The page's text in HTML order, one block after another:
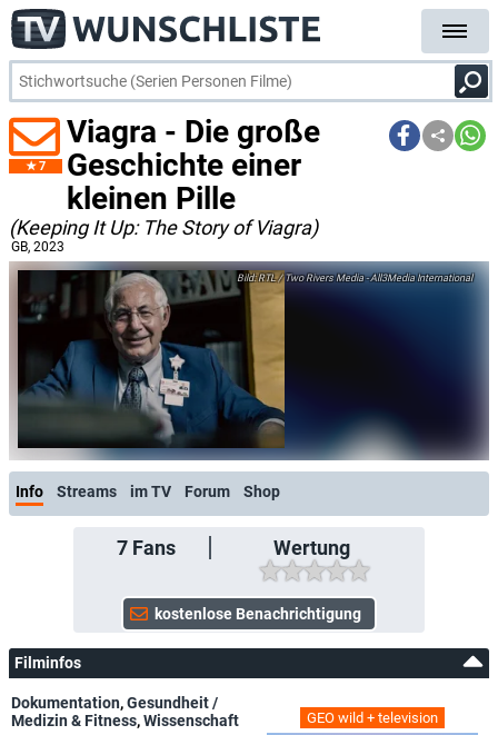
7
Viagra - Die große
Geschichte einer
kleinen Pille
(Keeping It Up: The Story of Viagra)
GB, 2023
RTL / Two Rivers Media - All3Media International
Info Streams im TV Forum Shop
7Fans Wertung
Filminfos
GEO wild + television
Dokumentation,Gesundheit /
Medizin & Fitness,Wissenschaft